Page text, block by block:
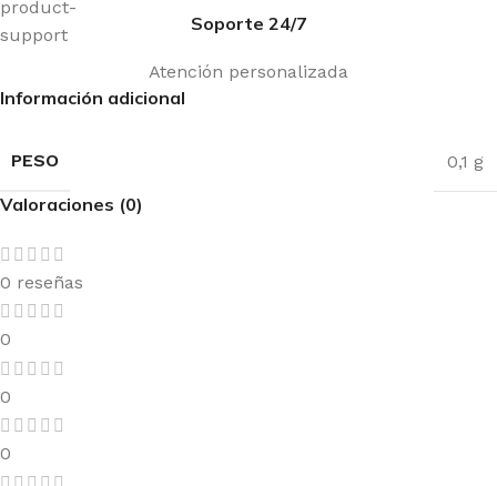
Soporte 24/7
Atención personalizada
Información adicional
PESO 0,1 g
Valoraciones (0)
0 reseñas
0
0
0